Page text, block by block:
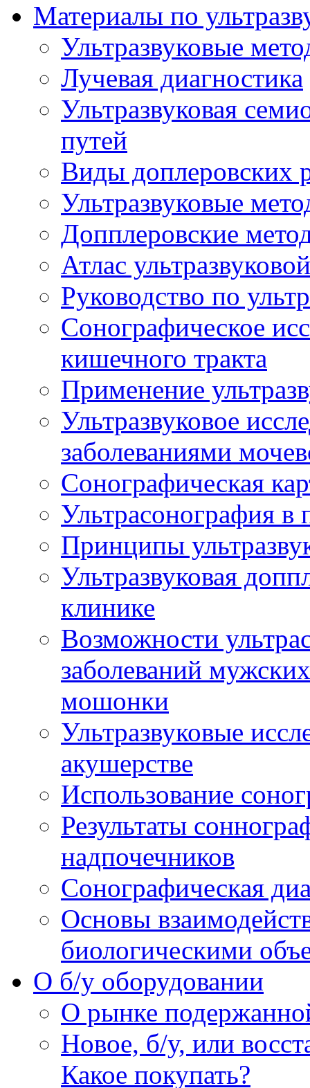
Материалы по
Ультразвуковые
Лучевая диагностика
Ультразвуковая
путей
Виды доплеровских
Ультразвуковые
Допплеровские
Атлас
Руководство по
Сонографическое
кишечного тракта
Применение
Ультразвуковое
заболеваниями
Сонографическая
Ультрасонография в
Принципы
Ультразвуковая
клинике
Возможности
заболеваний
мошонки
Ультразвуковые
акушерстве
Использование
Результаты
надпочечников
Сонографическая
Основы
биологическими
O б/у оборудовании
О рынке
Новое, б/у, или
Какое покупать?